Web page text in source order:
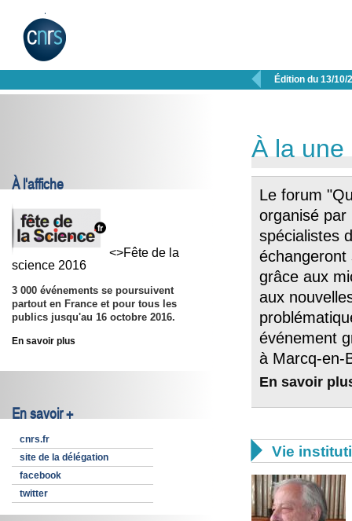
 Édition du 13/10/
À l'affiche
<>Fête de la
science 2016
3 000 événements se poursuivent
partout en France et pour tous les
publics jusqu'au 16 octobre 2016.
En savoir plus
En savoir +
cnrs.fr
site de la délégation
facebook
twitter
À la une
Le forum
organisé par
spécialistes
échangeront
grâce aux
aux
événement
à Marcq-en-
En savoir
 Vie